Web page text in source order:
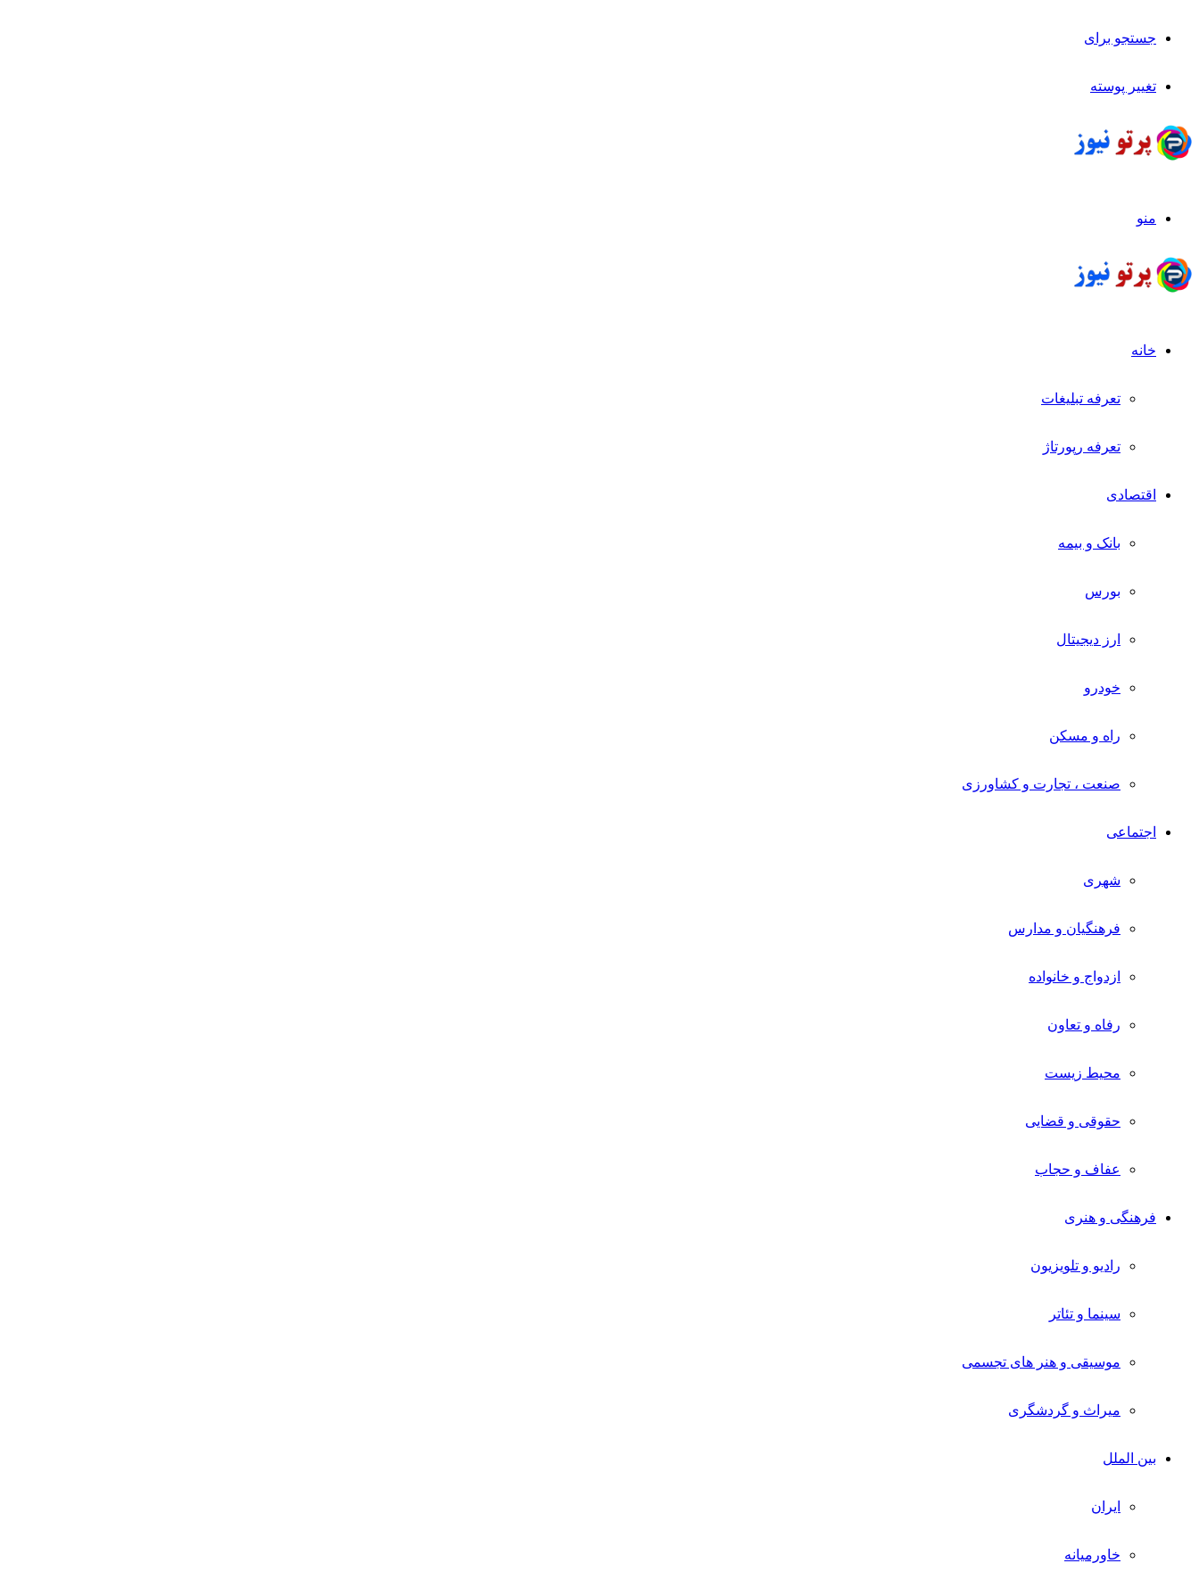
جستجو برای
تغییر پوسته
منو
خانه
تعرفه تبلیغات
تعرفه رپورتاژ
اقتصادی
بانک و بیمه
بورس
ارز دیجیتال
خودرو
راه و مسکن
صنعت ، تجارت و کشاورزی
اجتماعی
شهری
فرهنگیان و مدارس
ازدواج و خانواده
رفاه و تعاون
محیط زیست
حقوقی و قضایی
عفاف و حجاب
فرهنگی و هنری
رادیو و تلویزیون
سینما و تئاتر
موسیقی و هنر های تجسمی
میراث و گردشگری
بین الملل
ایران
خاورمیانه